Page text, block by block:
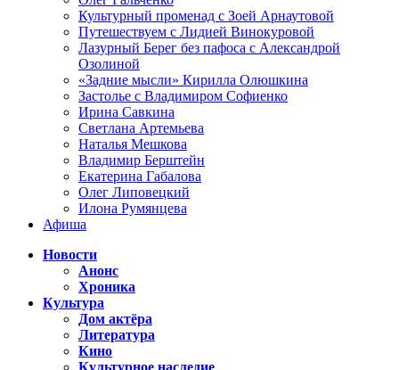
Культурный променад с Зоей Арнаутовой
Путешествуем с Лидией Винокуровой
Лазурный Берег без пафоса с Александрой
Озолиной
«Задние мысли» Кирилла Олюшкина
Застолье с Владимиром Софиенко
Ирина Савкина
Светлана Артемьева
Наталья Мешкова
Владимир Берштейн
Екатерина Габалова
Олег Липовецкий
Илона Румянцева
Афиша
Новости
Анонс
Хроника
Культура
Дом актёра
Литература
Кино